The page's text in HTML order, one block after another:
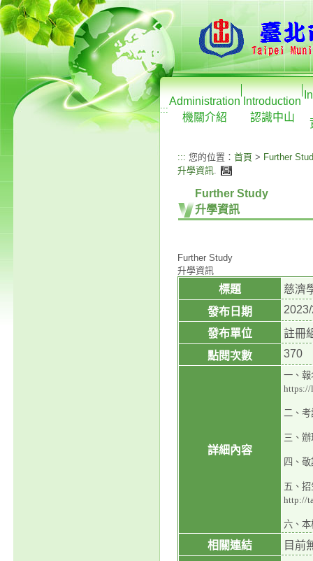
:::
Administration
機關介紹
Introduction
認識中山
::: 您的位置： 首頁 > Further
升學資訊.
Further Study
升學資訊
Further Study
升學資訊
標題
慈濟
發布日期
發布單位
註冊
點閱次數
370
詳細內容
一、報
https://
二、考
三、
四、
五、
http://
六、本
相關連結 目前